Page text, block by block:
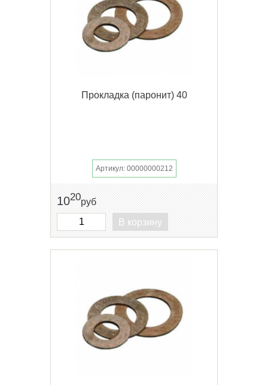
Прокладка (паронит) 40
Артикул: 00000000212
1020руб
В корзину